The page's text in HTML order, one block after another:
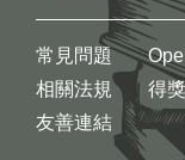
常見問題
相關法規
友善連結
得